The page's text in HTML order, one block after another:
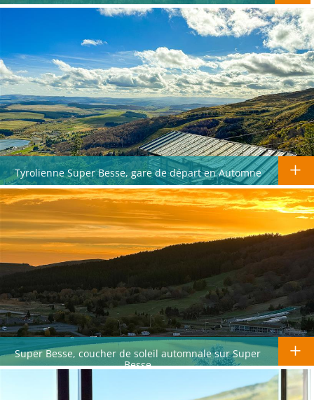
Tyrolienne Super Besse, gare de départ en Automne
Super Besse, coucher de soleil automnale sur Super
Besse